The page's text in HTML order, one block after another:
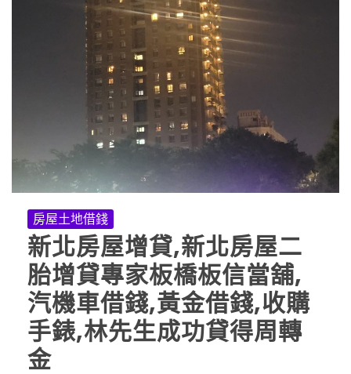
房屋土地借錢
新北房屋增貸,新北房屋二
胎增貸專家板橋板信當舖,
汽機車借錢,黃金借錢,收購
手錶,林先生成功貸得周轉
金